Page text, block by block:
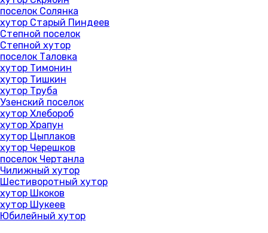
поселок Солянка
хутор Старый Пиндеев
Степной поселок
Степной хутор
поселок Таловка
хутор Тимонин
хутор Тишкин
хутор Труба
Узенский поселок
хутор Хлебороб
хутор Храпун
хутор Цыплаков
хутор Черешков
поселок Чертанла
Чилижный хутор
Шестиворотный хутор
хутор Шкоков
хутор Шукеев
Юбилейный хутор